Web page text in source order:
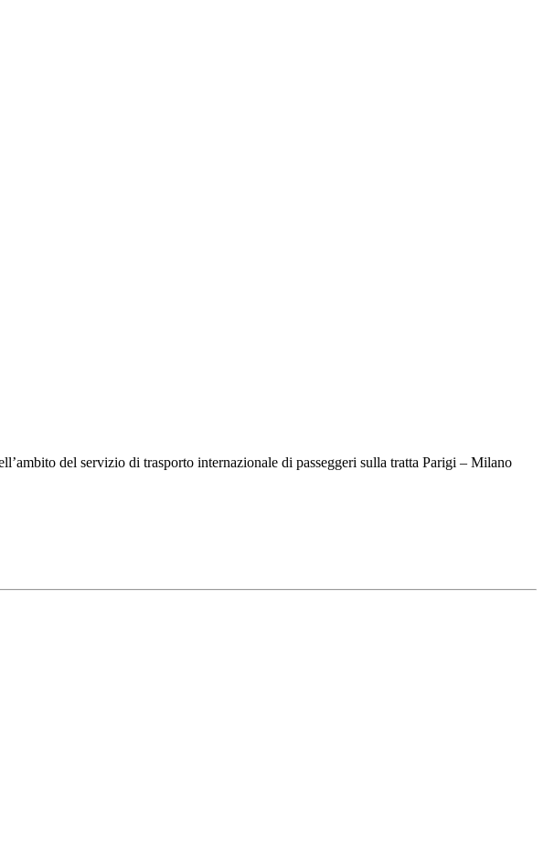
del servizio di trasporto internazionale di passeggeri sulla tratta Parigi – Milano